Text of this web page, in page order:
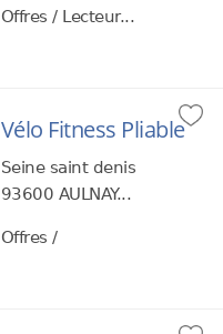
Offres / Lecteur...
Vélo Fitness Pliable
Seine saint denis
93600 AULNAY...
Offres /